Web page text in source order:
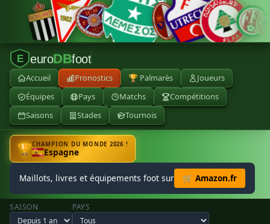
E euroDBfoot
Accueil Pronostics 🏆 Palmarès
Joueurs
Équipes
Pays Matchs
Compétitions
Saisons
Stades Tournois
🏆CHAMPION DU MONDE 2026 !
Espagne
Maillots, livres et équipements foot sur 🛒 Amazon.fr
SAISON PAYS